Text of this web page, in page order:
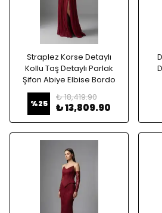
Straplez Korse Detaylı
Kollu Taş Detaylı Parlak
Şifon Abiye Elbise Bordo
%25
₺ 18,419.90
₺ 13,809.90